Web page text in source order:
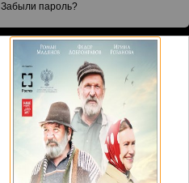
Забыли пароль?